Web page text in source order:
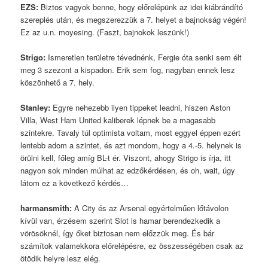
EZS: Biztos vagyok benne, hogy előrelépünk az idei kiábrándító
szereplés után, és megszerezzük a 7. helyet a bajnokság végén!
Ez az u.n. moyesing. (Faszt, bajnokok leszünk!)
Strigo: Ismeretlen területre tévednénk, Fergie óta senki sem élt
meg 3 szezont a kispadon. Erik sem fog, nagyban ennek lesz
köszönhető a 7. hely.
Stanley: Egyre nehezebb ilyen tippeket leadni, hiszen Aston
Villa, West Ham United kaliberek lépnek be a magasabb
szintekre. Tavaly túl optimista voltam, most eggyel éppen ezért
lentebb adom a szintet, és azt mondom, hogy a 4.-5. helynek is
örülni kell, főleg amíg BL-t ér. Viszont, ahogy Strigo is írja, itt
nagyon sok minden múlhat az edzőkérdésen, és oh, wait, úgy
látom ez a következő kérdés…
harmansmith: A City és az Arsenal egyértelműen lőtávolon
kívül van, érzésem szerint Slot is hamar berendezkedik a
vörösöknél, így őket biztosan nem előzzük meg. És bár
számítok valamekkora előrelépésre, ez összességében csak az
ötödik helyre lesz elég.